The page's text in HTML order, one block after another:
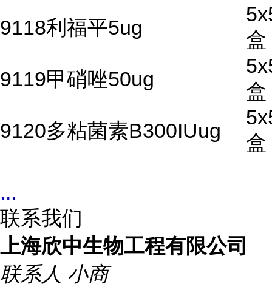
9118利福平5ug
盒
9119甲硝唑50ug
盒
9120多粘菌素B300IUug
盒
...
联系我们
上海欣中生物工程有限公司
联系人 小商